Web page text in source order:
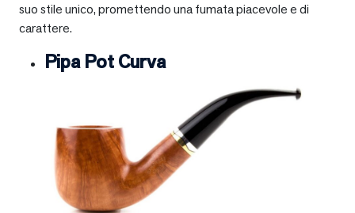
suo stile unico, promettendo una fumata piacevole e di
carattere.
Pipa Pot Curva